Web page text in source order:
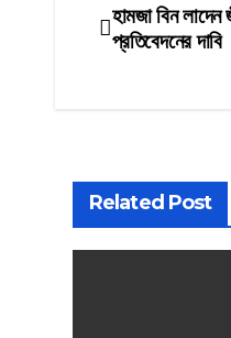
Post
হামজা বিন
প্রতিবেদনের দাবি
Related Post